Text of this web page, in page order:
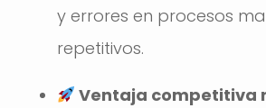
y errores en procesos
repetitivos.
Ventaja competitiva